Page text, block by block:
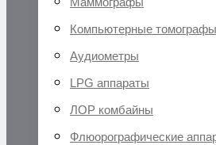
Компьютерные томографы
Аудиометры
LPG аппараты
ЛОР комбайны
Флюорографические